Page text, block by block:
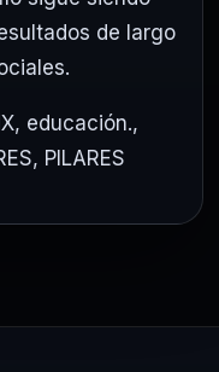
de largo
, educación.,
, PILARES